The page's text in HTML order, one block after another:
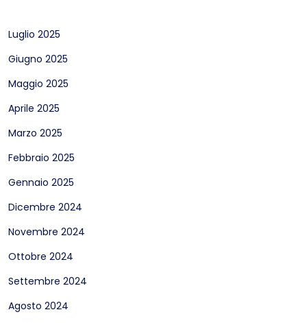
Luglio 2025
Giugno 2025
Maggio 2025
Aprile 2025
Marzo 2025
Febbraio 2025
Gennaio 2025
Dicembre 2024
Novembre 2024
Ottobre 2024
Settembre 2024
Agosto 2024